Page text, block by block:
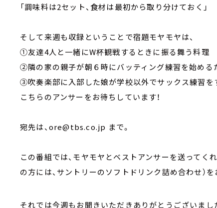
「調味料は2セット、食材は最初から取り分けておく」
そして来週も収録ということで宿題モヤモヤは、
①友達4人と一緒にW杯観戦するときに振る舞う料理
②隣の家の親子が朝６時にバッティング練習を始める
③吹奏楽部に入部した娘が学校以外でサックス練習を
こちらのアンサーをお待ちしています！
宛先は、ore@tbs.co.jp まで。
この番組では、モヤモヤとベストアンサーを送ってく
の方には、サントリーのソフトドリンク詰め合わせ）を
それでは今週もお聞きいただきありがとうございまし